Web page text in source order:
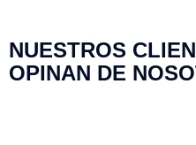
NUESTROS
OPINAN DE